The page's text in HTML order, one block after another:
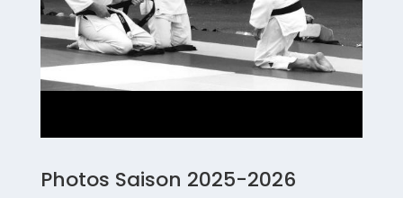
Photos Saison 2025-2026